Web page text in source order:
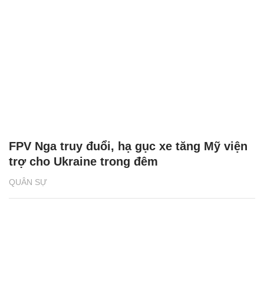
QUÂN SỰ
FPV Nga truy đuổi, hạ gục xe tăng Mỹ viện
trợ cho Ukraine trong đêm